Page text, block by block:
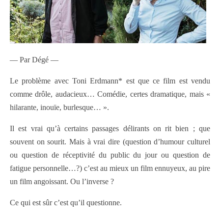
— Par Dégé —
Le problème avec Toni Erdmann* est que ce film est vendu
comme drôle, audacieux… Comédie, certes dramatique, mais «
hilarante, inouïe, burlesque… ».
Il est vrai qu’à certains passages délirants on rit bien ; que
souvent on sourit. Mais à vrai dire (question d’humour culturel
ou question de réceptivité du public du jour ou question de
fatigue personnelle…?) c’est au mieux un film ennuyeux, au pire
un film angoissant. Ou l’inverse ?
Ce qui est sûr c’est qu’il questionne.